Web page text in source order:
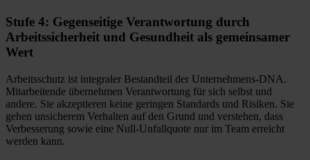
Stufe 4: Gegenseitige Verantwortung durch
Arbeitssicherheit und Gesundheit als gemeinsamer
Wert
Arbeitsschutz ist integraler Bestandteil der Unternehmens-DNA.
Mitarbeitende übernehmen Verantwortung für sich selbst und
andere. Sie akzeptieren keine geringen Standards und Risiken. Sie
gehen unsicherem Verhalten auf den Grund und verstehen, dass
Verbesserung sowie eine Null-Unfallquote nur im Team erreicht
werden kann.